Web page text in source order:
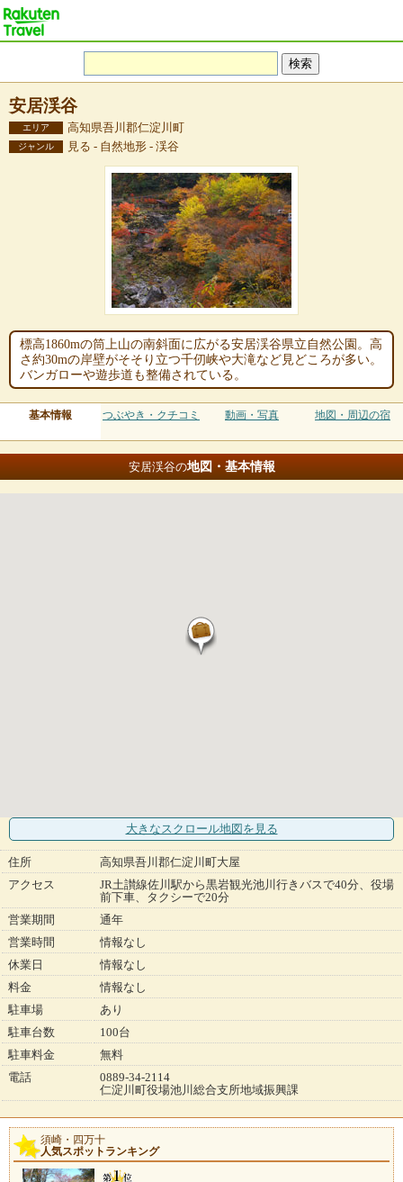
安居渓谷
エリア 高知県吾川郡仁淀川町
ジャンル 見る - 自然地形 - 渓谷
標高1860mの筒上山の南斜面に広がる安居渓谷県立自然公園。高
さ約30mの岸壁がそそり立つ千仞峡や大滝など見どころが多い。
バンガローや遊歩道も整備されている。
基本情報 つぶやき・クチコミ 動画・写真 地図・周辺の宿
安居渓谷の地図・基本情報
大きなスクロール地図 を見る
住所
高知県吾川郡仁淀川町大屋
アクセス
JR土讃線佐川駅から黒岩観光池川行きバスで40分、役場
前下車、タクシーで20分
営業期間
通年
営業時間
情報なし
休業日
情報なし
料金
情報なし
駐車場
あり
駐車台数
100台
駐車料金
無料
電話
0889-34-2114
仁淀川町役場池川総合支所地域振興課
須崎・四万十
人気スポットランキング